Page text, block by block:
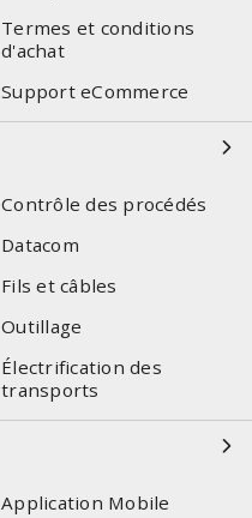
Termes et conditions
d'achat
Support eCommerce
Contrôle des procédés
Datacom
Fils et câbles
Outillage
Électrification des
transports
Application Mobile